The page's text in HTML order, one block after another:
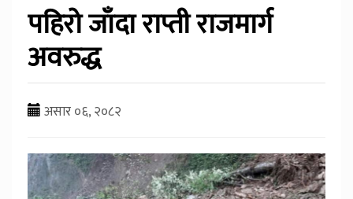
पहिरो जाँदा राप्ती राजमार्ग
अवरुद्ध
असार ०६, २०८२